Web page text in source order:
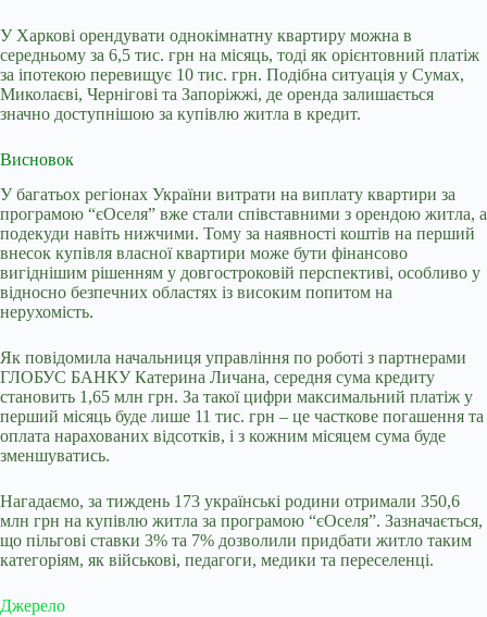
У Харкові орендувати однокімнатну квартиру можна в
середньому за 6,5 тис. грн на місяць, тоді як орієнтовний платіж
за іпотекою перевищує 10 тис. грн. Подібна ситуація у Сумах,
Миколаєві, Чернігові та Запоріжжі, де оренда залишається
значно доступнішою за купівлю житла в кредит.
Висновок
У багатьох регіонах України витрати на виплату квартири за
програмою “єОселя” вже стали співставними з орендою житла, а
подекуди навіть нижчими. Тому за наявності коштів на перший
внесок купівля власної квартири може бути фінансово
вигіднішим рішенням у довгостроковій перспективі, особливо у
відносно безпечних областях із високим попитом на
нерухомість.
Як повідомила начальниця управління по роботі з партнерами
ГЛОБУС БАНКУ Катерина Личана, середня сума кредиту
становить 1,65 млн грн. За такої цифри максимальний платіж у
перший місяць буде лише 11 тис. грн – це часткове погашення та
оплата нарахованих відсотків, і з кожним місяцем сума буде
зменшуватись.
Нагадаємо, за тиждень 173 українські родини отримали 350,6
млн грн на купівлю житла за програмою “єОселя”. Зазначається,
що пільгові ставки 3% та 7% дозволили придбати житло таким
категоріям, як військові, педагоги, медики та переселенці.
Джерело